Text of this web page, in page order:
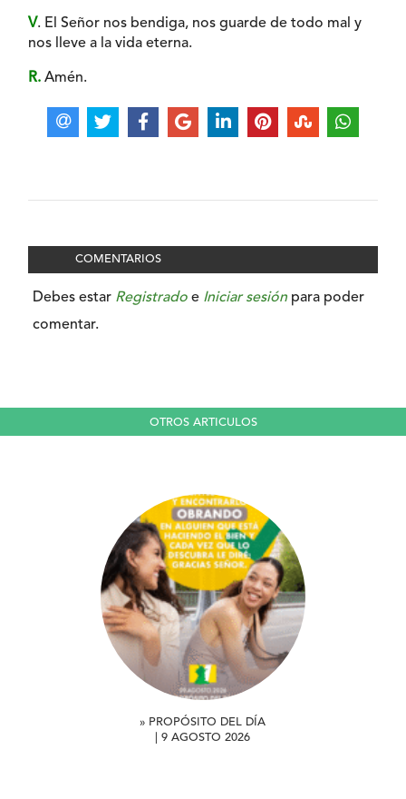
V. El Señor nos bendiga, nos guarde de todo mal y
nos lleve a la vida eterna.
R. Amén.
COMENTARIOS
Debes estar Registrado e Iniciar sesión para poder
comentar.
OTROS ARTICULOS
» PROPÓSITO DEL DÍA
| 9 AGOSTO 2026